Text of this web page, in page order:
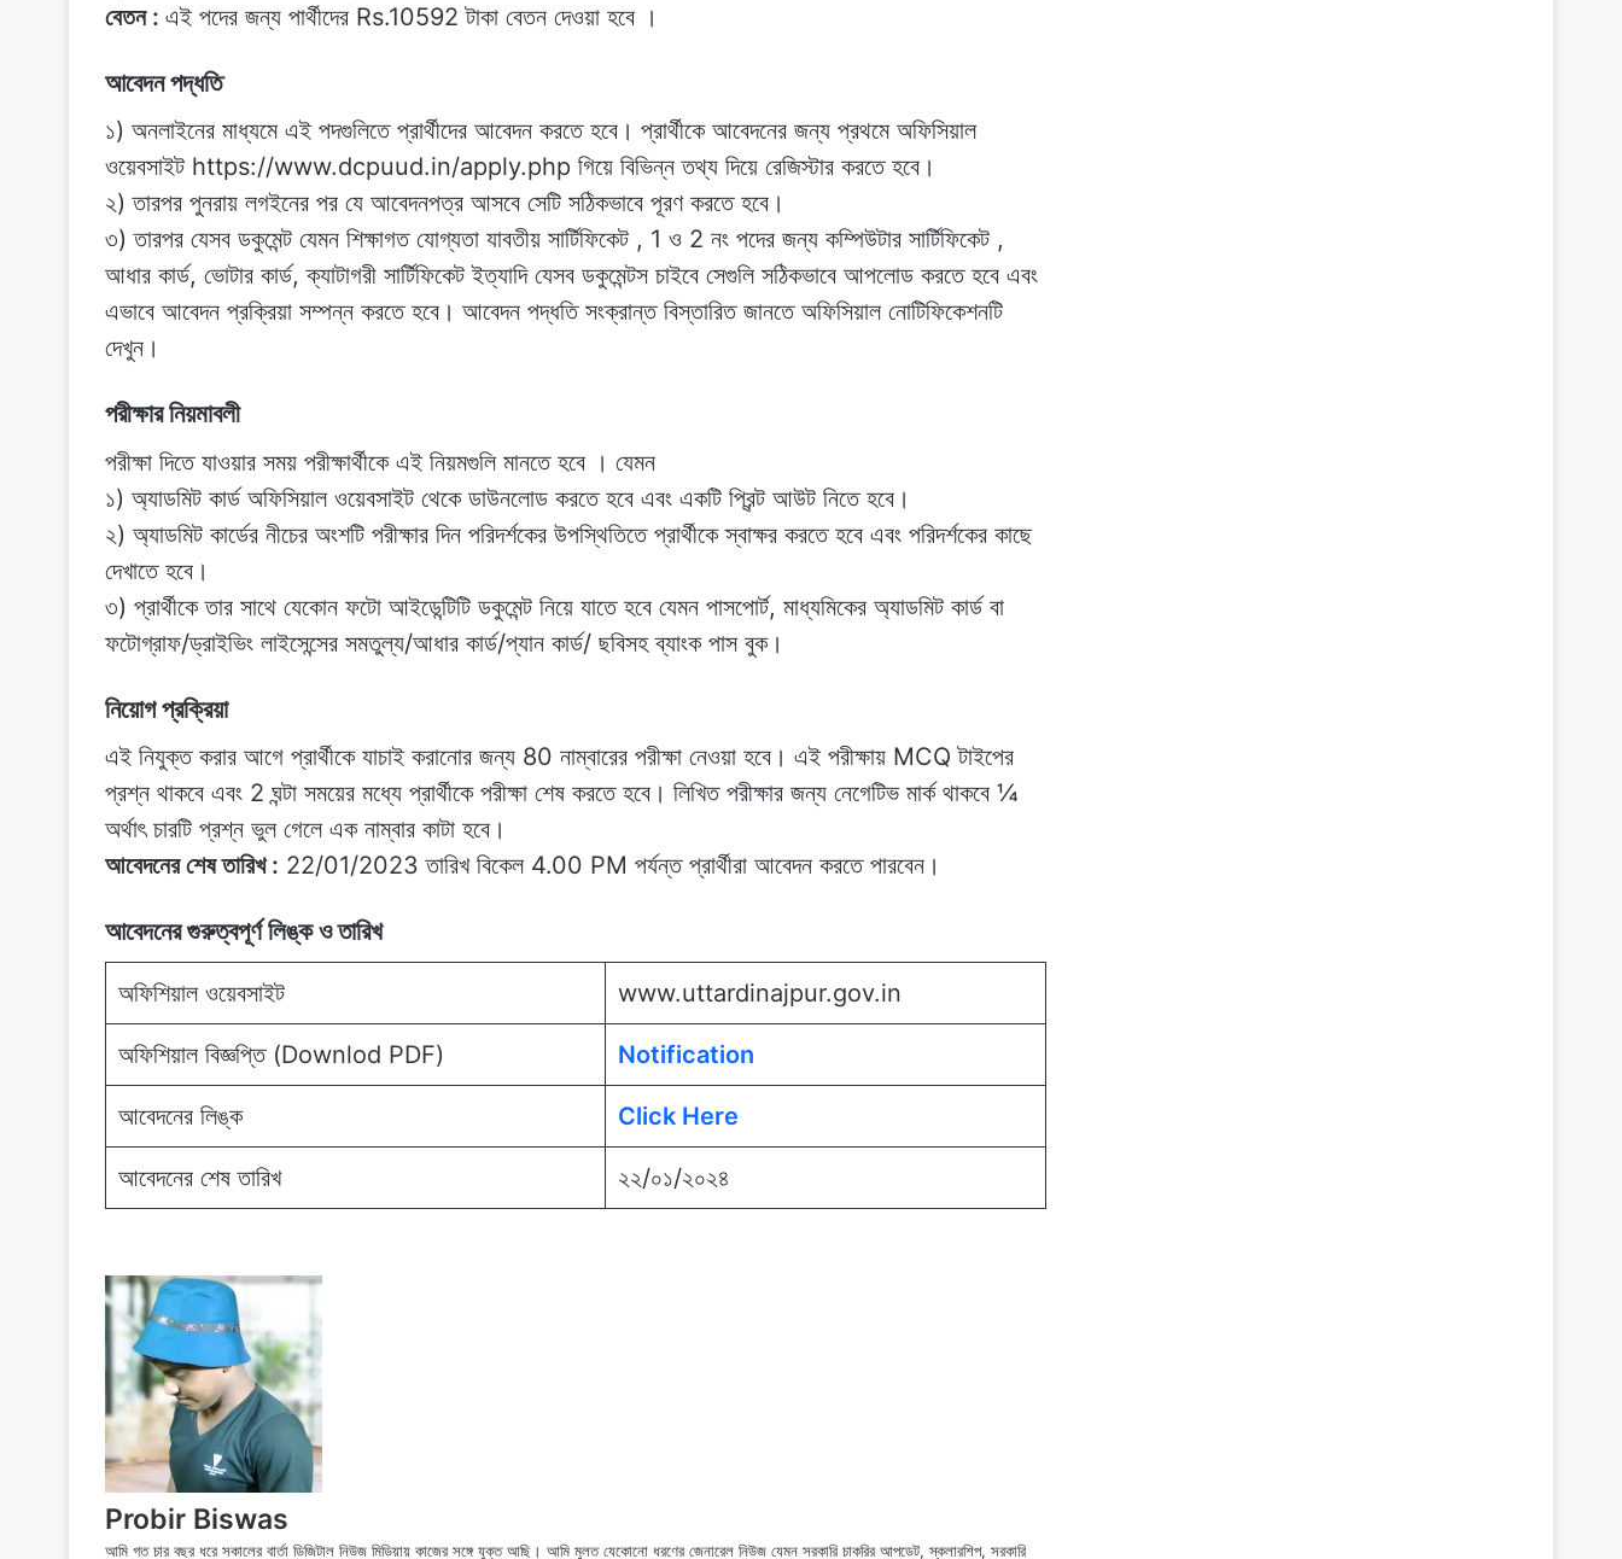
বেতন : এই পদের জন্য পার্থীদের Rs.10592 টাকা বেতন দেওয়া হবে ।
আবেদন পদ্ধতি
১) অনলাইনের মাধ্যমে এই পদগুলিতে প্রার্থীদের আবেদন করতে হবে। প্রার্থীকে আবেদনের জন্য প্রথমে অফিসিয়াল
ওয়েবসাইট https://www.dcpuud.in/apply.php গিয়ে বিভিন্ন তথ্য দিয়ে রেজিস্টার করতে হবে।
২) তারপর পুনরায় লগইনের পর যে আবেদনপত্র আসবে সেটি সঠিকভাবে পূরণ করতে হবে।
৩) তারপর যেসব ডকুমেন্ট যেমন শিক্ষাগত যোগ্যতা যাবতীয় সার্টিফিকেট , 1 ও 2 নং পদের জন্য কম্পিউটার সার্টিফিকেট ,
আধার কার্ড, ভোটার কার্ড, ক্যাটাগরী সার্টিফিকেট‌ ইত্যাদি যেসব ডকুমেন্টস চাইবে সেগুলি সঠিকভাবে আপলোড করতে হবে এবং
এভাবে আবেদন প্রক্রিয়া সম্পন্ন করতে হবে। আবেদন পদ্ধতি সংক্রান্ত বিস্তারিত জানতে অফিসিয়াল নোটিফিকেশনটি
দেখুন।
পরীক্ষার নিয়মাবলী
পরীক্ষা দিতে যাওয়ার সময় পরীক্ষার্থীকে এই নিয়মগুলি মানতে হবে । যেমন
১) অ্যাডমিট কার্ড অফিসিয়াল ওয়েবসাইট থেকে ডাউনলোড করতে হবে এবং একটি প্রিন্ট আউট নিতে হবে।
২) অ্যাডমিট কার্ডের নীচের অংশটি পরীক্ষার দিন পরিদর্শকের উপস্থিতিতে প্রার্থীকে স্বাক্ষর করতে হবে এবং পরিদর্শকের কাছে
দেখাতে হবে।
৩) প্রার্থীকে তার সাথে যেকোন ফটো আইডেন্টিটি ডকুমেন্ট নিয়ে যাতে হবে যেমন পাসপোর্ট, মাধ্যমিকের অ্যাডমিট কার্ড বা
ফটোগ্রাফ/ড্রাইভিং লাইসেন্সের সমতুল্য/আধার কার্ড/প্যান কার্ড/ ছবিসহ ব্যাংক পাস বুক।
নিয়োগ প্রক্রিয়া
এই নিযুক্ত করার আগে প্রার্থীকে যাচাই করানোর জন্য 80 নাম্বারের পরীক্ষা নেওয়া হবে। এই পরীক্ষায় MCQ টাইপের
প্রশ্ন থাকবে এবং 2 ঘন্টা সময়ের মধ্যে প্রার্থীকে পরীক্ষা শেষ করতে হবে। লিখিত পরীক্ষার জন্য নেগেটিভ মার্ক থাকবে ¼
অর্থাৎ চারটি প্রশ্ন ভুল গেলে এক নাম্বার কাটা হবে।
আবেদনের শেষ তারিখ : 22/01/2023 তারিখ বিকেল 4.00 PM পর্যন্ত প্রার্থীরা আবেদন করতে পারবেন।
আবেদনের গুরুত্বপূর্ণ লিঙ্ক ও তারিখ
অফিশিয়াল ওয়েবসাইট www.uttardinajpur.gov.in
অফিশিয়াল বিজ্ঞপ্তি (Downlod PDF) Notification
আবেদনের লিঙ্ক Click Here
আবেদনের শেষ তারিখ ২২/০১/২০২৪
Probir Biswas
আমি গত চার বছর ধরে সকালের বার্তা ডিজিটাল নিউজ মিডিয়ায় কাজের সঙ্গে যুক্ত আছি। আমি মুলত যেকোনো ধরণের জেনারেল নিউজ যেমন সরকারি চাকরির আপডেট, স্কলারশিপ, সরকারি